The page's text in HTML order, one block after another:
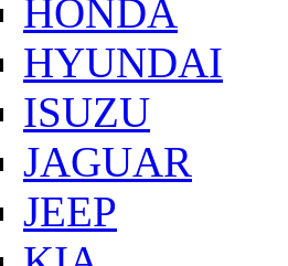
HONDA
HYUNDAI
ISUZU
JAGUAR
JEEP